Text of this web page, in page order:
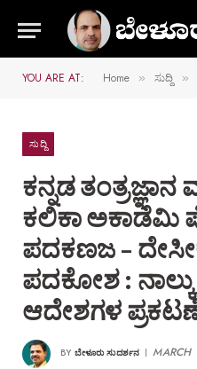
YOU ARE AT: Home » ಸುದ್ದಿ »
ಸುದ್ದಿ
ಕನ್ನಡ
ಕಲಿಕಾ
ಪದಕಣಜ –
ಪದಕೋಶ :
ಆದೇಶಗಳ
BY ಬೇಳೂರು ಸುದರ್ಶನ